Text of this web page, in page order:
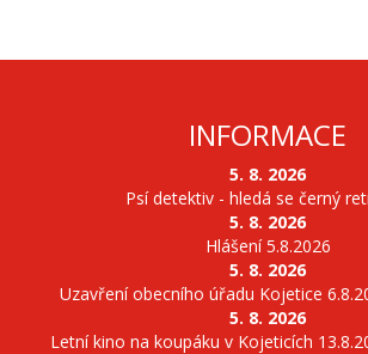
INFORMACE
5. 8. 2026
Psí detektiv - hledá se černý
5. 8. 2026
Hlášení 5.8.2026
5. 8. 2026
Uzavření obecního úřadu Kojetice
5. 8. 2026
Letní kino na koupáku v Kojeticích